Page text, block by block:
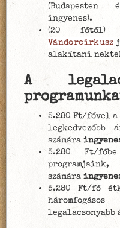
(Budapesten
ingyenes).
(20
Vándorcirkusz
alakítani
A
5.280 Ft/fővel a
legkedvezőbb
számára
5.280 Ft/
számára
5.280 Ft/fő
legalacsonyabb